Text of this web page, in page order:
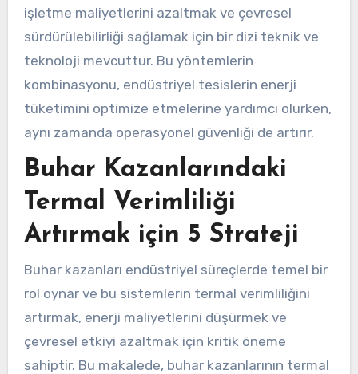
işletme maliyetlerini azaltmak ve çevresel
sürdürülebilirliği sağlamak için bir dizi teknik ve
teknoloji mevcuttur. Bu yöntemlerin
kombinasyonu, endüstriyel tesislerin enerji
tüketimini optimize etmelerine yardımcı olurken,
aynı zamanda operasyonel güvenliği de artırır.
Buhar Kazanlarındaki
Termal Verimliliği
Artırmak için 5 Strateji
Buhar kazanları endüstriyel süreçlerde temel bir
rol oynar ve bu sistemlerin termal verimliliğini
artırmak, enerji maliyetlerini düşürmek ve
çevresel etkiyi azaltmak için kritik öneme
sahiptir. Bu makalede, buhar kazanlarının termal